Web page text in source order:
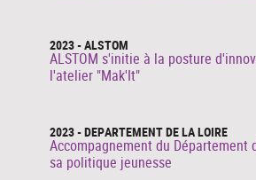
2023 - ALSTOM
ALSTOM s'initie à la posture
l'atelier "Mak'It"
2023 - DEPARTEMENT DE LA LOIRE
Accompagnement du Département
sa politique jeunesse